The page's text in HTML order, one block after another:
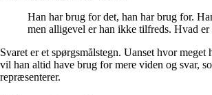
Han har brug for det, han har brug for.
men alligevel er han ikke tilfreds. Hvad er
Svaret er et spørgsmålstegn. Uanset hvor meget
vil han altid have brug for mere viden og svar,
repræsenterer.